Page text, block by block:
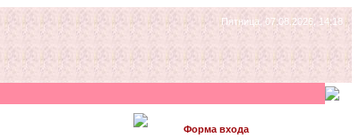
Пятница, 07.08.2026, 14:18
Форма входа